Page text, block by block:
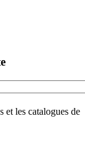
et les catalogues de